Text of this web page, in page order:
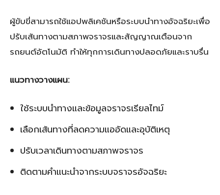
ผู้ขับขี่สามารถใช้แอปพลิเคชันหรือระบบนำทางอัจฉริยะเพื่อ
ปรับเส้นทางตามสภาพจราจรและสัญญาณเตือนจาก
รถยนต์อัตโนมัติ ทำให้ทุกการเดินทางปลอดภัยและราบรื่น
แนวทางวางแผน:
ใช้ระบบนำทางและข้อมูลจราจรเรียลไทม์
เลือกเส้นทางที่ลดความแออัดและอุบัติเหตุ
ปรับเวลาเดินทางตามสภาพจราจร
ติดตามคำแนะนำจากระบบจราจรอัจฉริยะ